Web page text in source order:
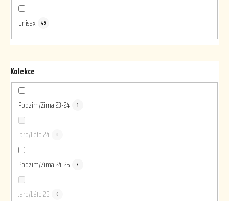
Unisex 49
Kolekce
Podzim/Zima 23-24 1
Jaro/Léto 24 0
Podzim/Zima 24-25 3
Jaro/Léto 25 0